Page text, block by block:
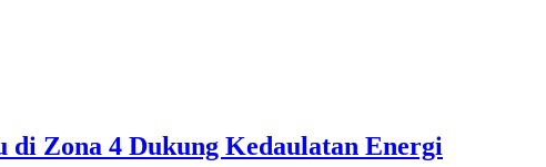
Zona 4 Dukung Kedaulatan Energi